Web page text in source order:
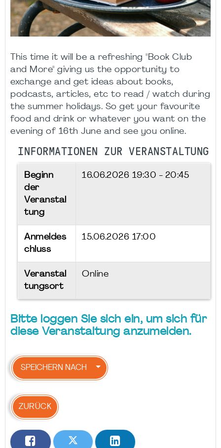
This time it will be a refreshing "Book Club
and More" giving us the opportunity to
exchange and get ideas about books,
podcasts, articles, etc to read / watch during
the summer holidays. So get your favourite
food and drink or whatever you want on the
evening of 16th June and see you online.
INFORMATIONEN ZUR VERANSTALTUNG
Beginn
der
Veranstal
tung
16.06.2026 19:30 - 20:45
Anmeldes
chluss
15.06.2026 17:00
Veranstal
tungsort
Online
Bitte loggen Sie sich ein, um sich für
diese Veranstaltung anzumelden.
SPEICHERN NACH
ZURÜCK